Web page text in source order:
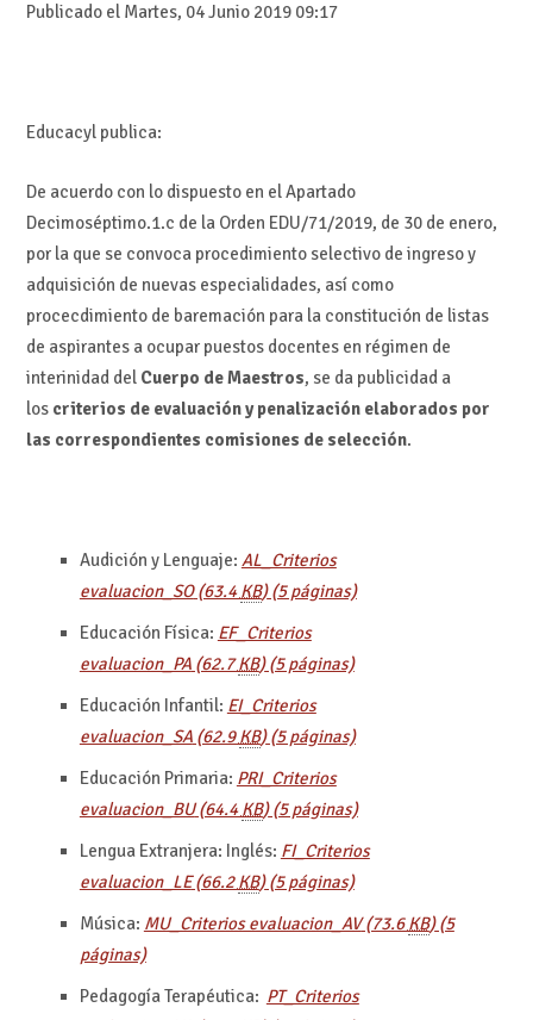
Publicado el Martes, 04 Junio 2019 09:17
Educacyl publica:
De acuerdo con lo dispuesto en el Apartado
Decimoséptimo.1.c de la Orden EDU/71/2019, de 30 de enero,
por la que se convoca procedimiento selectivo de ingreso y
adquisición de nuevas especialidades, así como
procecdimiento de baremación para la constitución de listas
de aspirantes a ocupar puestos docentes en régimen de
interinidad del Cuerpo de Maestros, se da publicidad a
los criterios de evaluación y penalización elaborados por
las correspondientes comisiones de selección.
Audición y Lenguaje: AL_Criterios
evaluacion_SO(63.4KB)(5 páginas)
Educación Física: EF_Criterios
evaluacion_PA(62.7KB)(5 páginas)
Educación Infantil: EI_Criterios
evaluacion_SA(62.9KB)(5 páginas)
Educación Primaria: PRI_Criterios
evaluacion_BU(64.4KB)(5 páginas)
Lengua Extranjera: Inglés: FI_Criterios
evaluacion_LE(66.2KB)(5 páginas)
Música: MU_Criterios evaluacion_AV(73.6KB)(5
páginas)
Pedagogía Terapéutica: PT_Criterios